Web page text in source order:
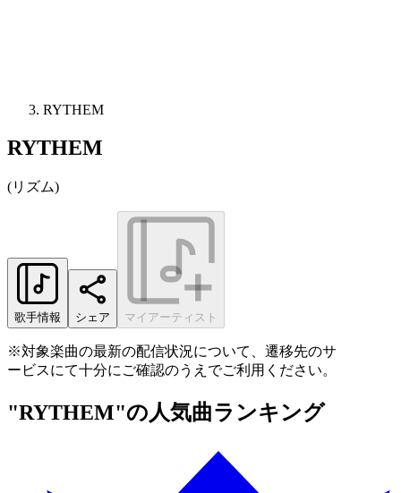
RYTHEM
RYTHEM
(リズム)
歌手情報 シェア マイアーティスト
※対象楽曲の最新の配信状況について、遷移先のサ
ービスにて十分にご確認のうえでご利用ください。
"RYTHEM"の人気曲ランキング